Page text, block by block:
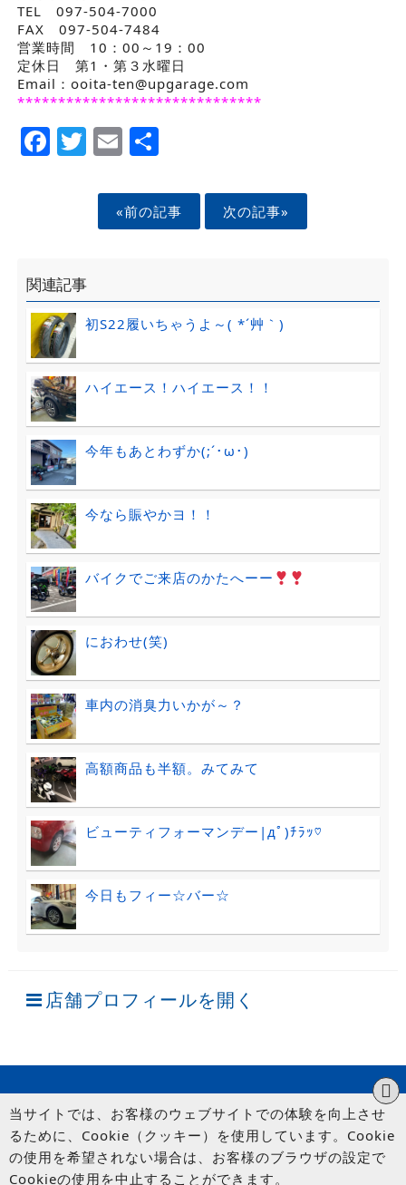
TEL 097-504-7000
FAX 097-504-7484
営業時間 10：00～19：00
定休日 第1・第３水曜日
Email：ooita-ten@upgarage.com
******************************
Facebook
Twitter
EmailShare
«前の記事 次の記事»
関連記事
初S22履いちゃうよ～( *´艸｀)
ハイエース！ハイエース！！
今年もあとわずか(;´･ω･)
今なら賑やかヨ！！
バイクでご来店のかたへーー
におわせ(笑)
車内の消臭力いかが～？
高額商品も半額。みてみて
ビューティフォーマンデー|дﾟ)ﾁﾗｯ♡
今日もフィー☆バー☆
店舗プロフィールを開く
当サイトでは、お客様のウェブサイトでの体験を向上させ
るために、Cookie（クッキー）を使用しています。Cookie
の使用を希望されない場合は、お客様のブラウザの設定で
Cookieの使用を中止することができます。